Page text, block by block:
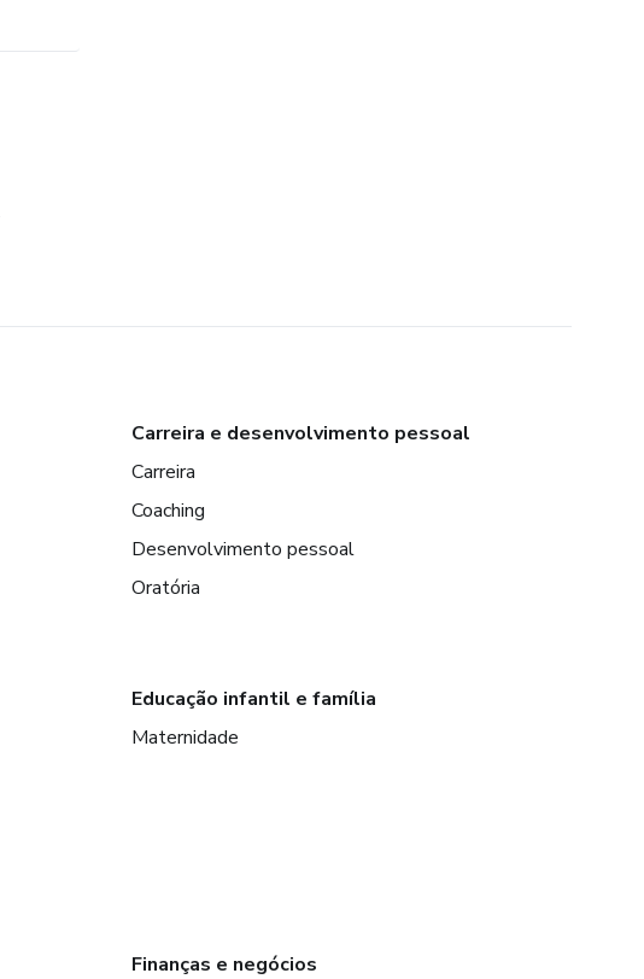
Carreira e desenvolvimento pessoal
Carreira
Coaching
Desenvolvimento pessoal
Oratória
Educação infantil e família
Maternidade
Finanças e negócios